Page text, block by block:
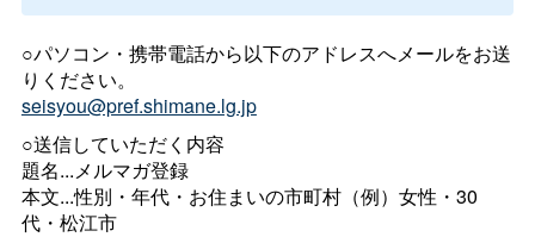
○パソコン・携帯電話から以下のアドレスへメールをお送
りください。
seisyou@pref.shimane.lg.jp
○送信していただく内容
題名...メルマガ登録
本文...性別・年代・お住まいの市町村（例）女性・30
代・松江市